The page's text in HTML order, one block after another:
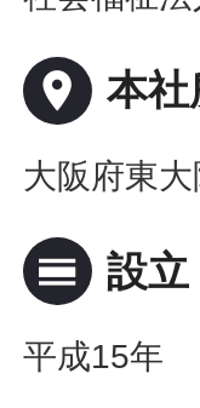
place 本社
大阪府東
calendar_view_day 設立
平成15年